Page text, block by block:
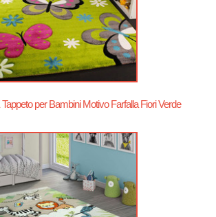
per Bambini Motivo Farfalla Fiori Verde